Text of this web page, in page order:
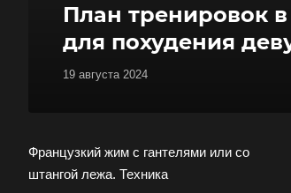
19 августа 2024
План тренировок
для похудения
Французкий жим с гантелями или со
штангой лежа. Техника